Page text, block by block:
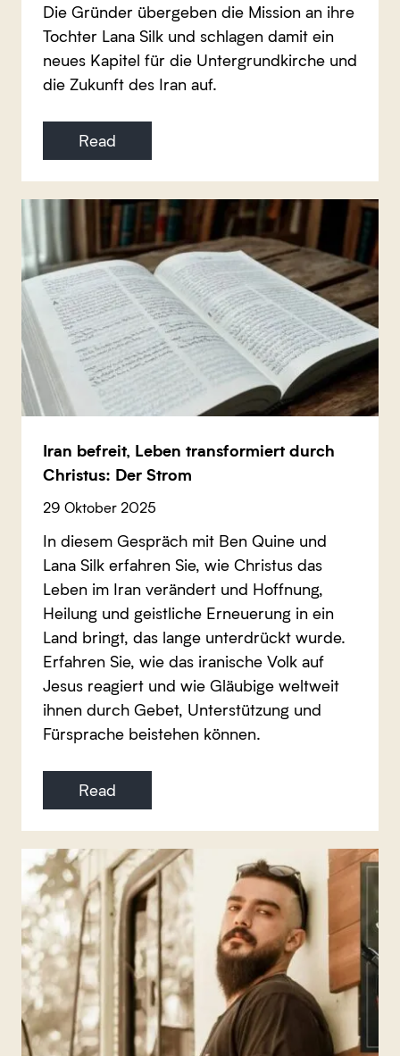
Die Gründer übergeben die Mission an ihre
Tochter Lana Silk und schlagen damit ein
neues Kapitel für die Untergrundkirche und
die Zukunft des Iran auf.
Read
Iran befreit, Leben transformiert durch
Christus: Der Strom
29 Oktober 2025
In diesem Gespräch mit Ben Quine und
Lana Silk erfahren Sie, wie Christus das
Leben im Iran verändert und Hoffnung,
Heilung und geistliche Erneuerung in ein
Land bringt, das lange unterdrückt wurde.
Erfahren Sie, wie das iranische Volk auf
Jesus reagiert und wie Gläubige weltweit
ihnen durch Gebet, Unterstützung und
Fürsprache beistehen können.
Read